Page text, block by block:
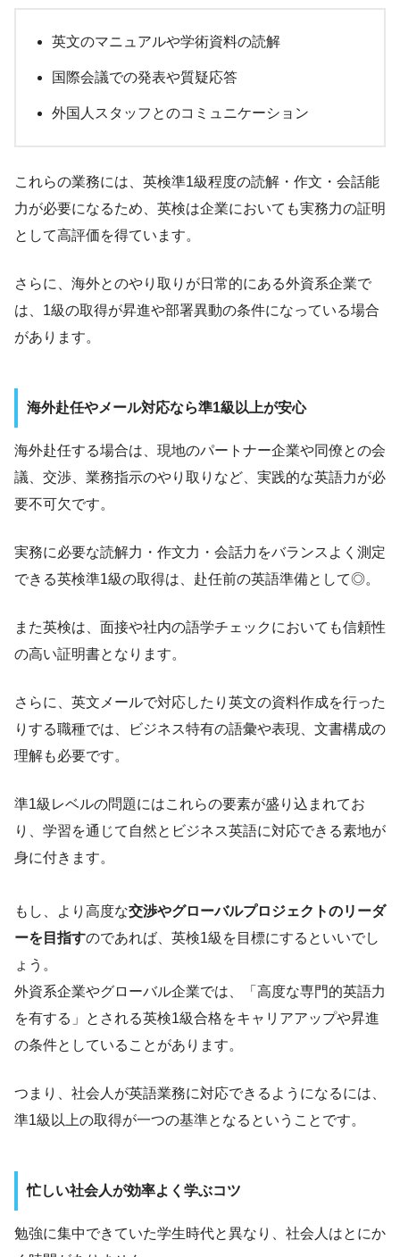
英文のマニュアルや学術資料の読解
国際会議での発表や質疑応答
外国人スタッフとのコミュニケーション
これらの業務には、英検準1級程度の読解・作文・会話能
力が必要になるため、英検は企業においても実務力の証明
として高評価を得ています。
さらに、海外とのやり取りが日常的にある外資系企業で
は、1級の取得が昇進や部署異動の条件になっている場合
があります。
海外赴任やメール対応なら準1級以上が安心
海外赴任する場合は、現地のパートナー企業や同僚との会
議、交渉、業務指示のやり取りなど、実践的な英語力が必
要不可欠です。
実務に必要な読解力・作文力・会話力をバランスよく測定
できる英検準1級の取得は、赴任前の英語準備として◎。
また英検は、面接や社内の語学チェックにおいても信頼性
の高い証明書となります。
さらに、英文メールで対応したり英文の資料作成を行った
りする職種では、ビジネス特有の語彙や表現、文書構成の
理解も必要です。
準1級レベルの問題にはこれらの要素が盛り込まれてお
り、学習を通じて自然とビジネス英語に対応できる素地が
身に付きます。
もし、より高度な交渉やグローバルプロジェクトのリーダ
ーを目指すのであれば、英検1級を目標にするといいでし
ょう。
外資系企業やグローバル企業では、「高度な専門的英語力
を有する」とされる英検1級合格をキャリアアップや昇進
の条件としていることがあります。
つまり、社会人が英語業務に対応できるようになるには、
準1級以上の取得が一つの基準となるということです。
忙しい社会人が効率よく学ぶコツ
勉強に集中できていた学生時代と異なり、社会人はとにか